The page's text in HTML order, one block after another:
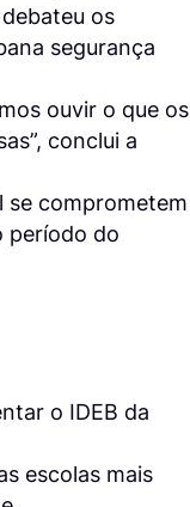
os
segurança
ouvir o que os
conclui a
se comprometem
período do
o IDEB da
escolas mais